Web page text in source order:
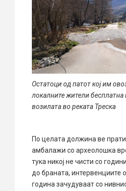
Остатоци од патот кој им
локалните жители бесплатна
возилата во реката Треска
По целата должина ве прати
амбалажи со археолошка
тука никој не чисти со
до браната, интервенциите
година зачудуваат со